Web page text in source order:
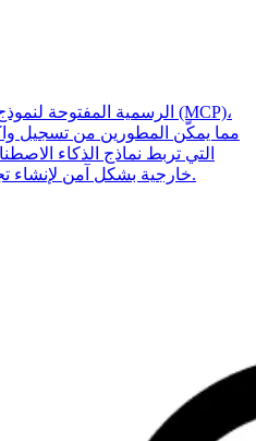
مما يمكّن المطورين من تسجيل
خارجية بشكل آمن لإنشاء تجارب الذكاء الاصطناعي الوكيلية.